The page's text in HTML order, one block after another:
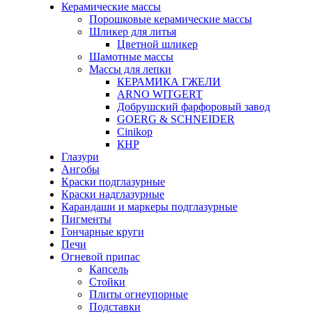
Керамические массы
Порошковые керамические массы
Шликер для литья
Цветной шликер
Шамотные массы
Массы для лепки
КЕРАМИКА ГЖЕЛИ
ARNO WITGERT
Добрушский фарфоровый завод
GOERG & SCHNEIDER
Cinikop
КНР
Глазури
Ангобы
Краски подглазурные
Краски надглазурные
Карандаши и маркеры подглазурные
Пигменты
Гончарные круги
Печи
Огневой припас
Капсель
Стойки
Плиты огнеупорные
Подставки